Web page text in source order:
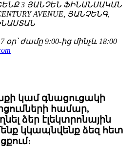
3 ՅԱՆՉԵՆ ՖԻՆԱՆՍԱԿԱՆ
AVENUE, ՅԱՆՉԵՆԳ,
ժամը 9:00-ից մինչև 18:00
կամ գնացուցակի
համար,
ձեր էլեկտրոնային
կկապնվենք ձեզ հետ